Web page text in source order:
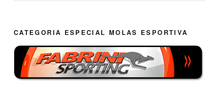
CATEGORIA ESPECIAL MOLAS ESPORTIVA